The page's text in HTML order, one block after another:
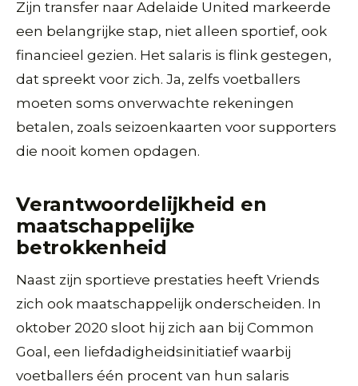
Zijn transfer naar Adelaide United markeerde
een belangrijke stap, niet alleen sportief, ook
financieel gezien. Het salaris is flink gestegen,
dat spreekt voor zich. Ja, zelfs voetballers
moeten soms onverwachte rekeningen
betalen, zoals seizoenkaarten voor supporters
die nooit komen opdagen.
Verantwoordelijkheid en
maatschappelijke
betrokkenheid
Naast zijn sportieve prestaties heeft Vriends
zich ook maatschappelijk onderscheiden. In
oktober 2020 sloot hij zich aan bij Common
Goal, een liefdadigheidsinitiatief waarbij
voetballers één procent van hun salaris